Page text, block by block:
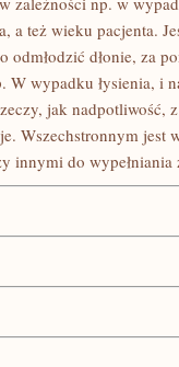
a też wieku pacjenta.
dłonie, za
W wypadku łysienia, i
jak nadpotliwość,
Wszechstronnym jest
innymi do wypełniania